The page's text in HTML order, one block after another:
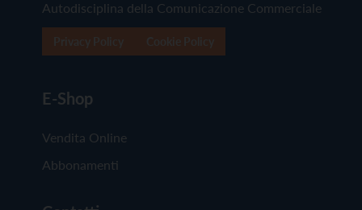
Autodisciplina della Comunicazione Commerciale
E-Shop
Vendita Online
Abbonamenti